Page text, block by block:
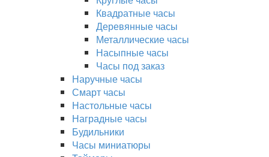
Квадратные часы
Деревянные часы
Металлические часы
Насыпные часы
Часы под заказ
Наручные часы
Смарт часы
Настольные часы
Наградные часы
Будильники
Часы миниатюры